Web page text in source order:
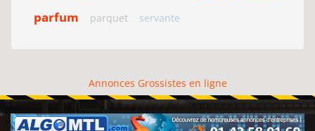
parfum parquet servante
Annonces Grossistes en ligne